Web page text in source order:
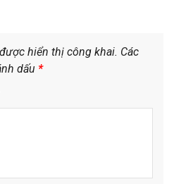
hiển thị công khai. Các
dấu *